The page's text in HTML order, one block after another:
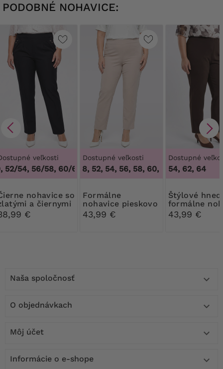
PODOBNÉ NOHAVICE:
veľkosti
54, 56/58, 60/62 48/50, 52/54, 56/58, 60/62
so
a čiernymi
€
Dostupné veľkosti
46, 48, 52, 54, 56, 58, 60, 62, 64 ,46, 48,
Formálne
nohavice pieskovo
béžovej farby
43,99 €
Dostupné
54, 62, 64
Štýlové hnedé
formálne
43,99 €
Naša spoločnosť 
O objednávkach 
Môj účet 
Informácie o e-shope 